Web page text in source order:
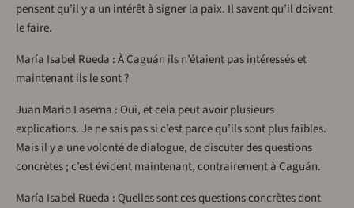
pensent qu’il y a un intérêt à signer la paix. Il savent qu’il doivent
le faire.
María Isabel Rueda : À Caguán ils n’étaient pas intéressés et
maintenant ils le sont ?
Juan Mario Laserna : Oui, et cela peut avoir plusieurs
explications. Je ne sais pas si c’est parce qu’ils sont plus faibles.
Mais il y a une volonté de dialogue, de discuter des questions
concrètes ; c’est évident maintenant, contrairement à Caguán.
María Isabel Rueda : Quelles sont ces questions concrètes dont